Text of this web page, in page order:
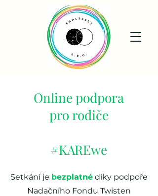
Online podpora
pro rodiče
#KAREwe
Setkání je bezplatné díky podpoře
Nadačního Fondu Twisten